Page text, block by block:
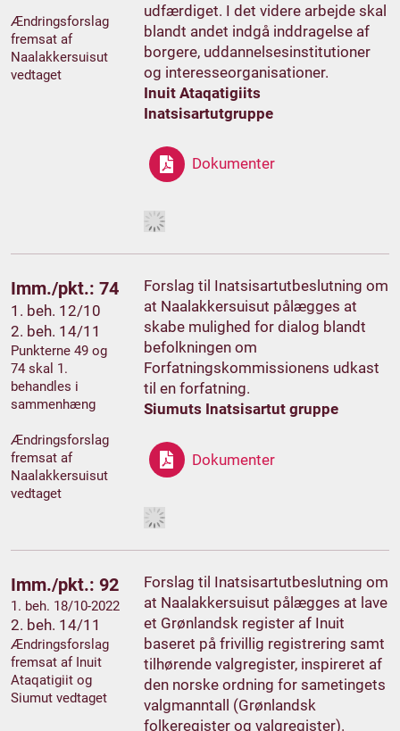
Ændringsforslag
fremsat af
Naalakkersuisut
vedtaget
udfærdiget. I det videre arbejde skal
blandt andet indgå inddragelse af
borgere, uddannelsesinstitutioner
og interesseorganisationer.
Inuit Ataqatigiits
Inatsisartutgruppe
Dokumenter
Imm./pkt.: 74
1. beh. 12/10
2. beh. 14/11
Punkterne 49 og
74 skal 1.
behandles i
sammenhæng
Ændringsforslag
fremsat af
Naalakkersuisut
vedtaget
Forslag til Inatsisartutbeslutning om
at Naalakkersuisut pålægges at
skabe mulighed for dialog blandt
befolkningen om
Forfatningskommissionens udkast
til en forfatning.
Siumuts Inatsisartut gruppe
Dokumenter
Imm./pkt.: 92
1. beh. 18/10-2022
2. beh. 14/11
Ændringsforslag
fremsat af Inuit
Ataqatigiit og
Siumut vedtaget
Forslag til Inatsisartutbeslutning om
at Naalakkersuisut pålægges at lave
et Grønlandsk register af Inuit
baseret på frivillig registrering samt
tilhørende valgregister, inspireret af
den norske ordning for sametingets
valgmanntall (Grønlandsk
folkeregister og valgregister).